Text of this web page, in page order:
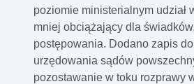
poziomie ministerialnym udział
mniej obciążający dla
postępowania. Dodano zapis
urzędowania sądów
pozostawanie w toku rozprawy